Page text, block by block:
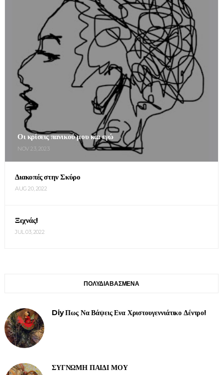
Οι κρίσεις πανικού μου και εγώ
NOV 23, 2023
Διακοπές στην Σκύρο
AUG 20, 2022
Ξεχνάς!
JUL 03, 2022
ΠΟΛΥΔΙΑΒΑΣΜΕΝΑ
Diy Πως Να Βάψεις Ενα Χριστουγεννιάτικο Δέντρο!
ΣΥΓΝΩΜΗ ΠΑΙΔΙ ΜΟΥ